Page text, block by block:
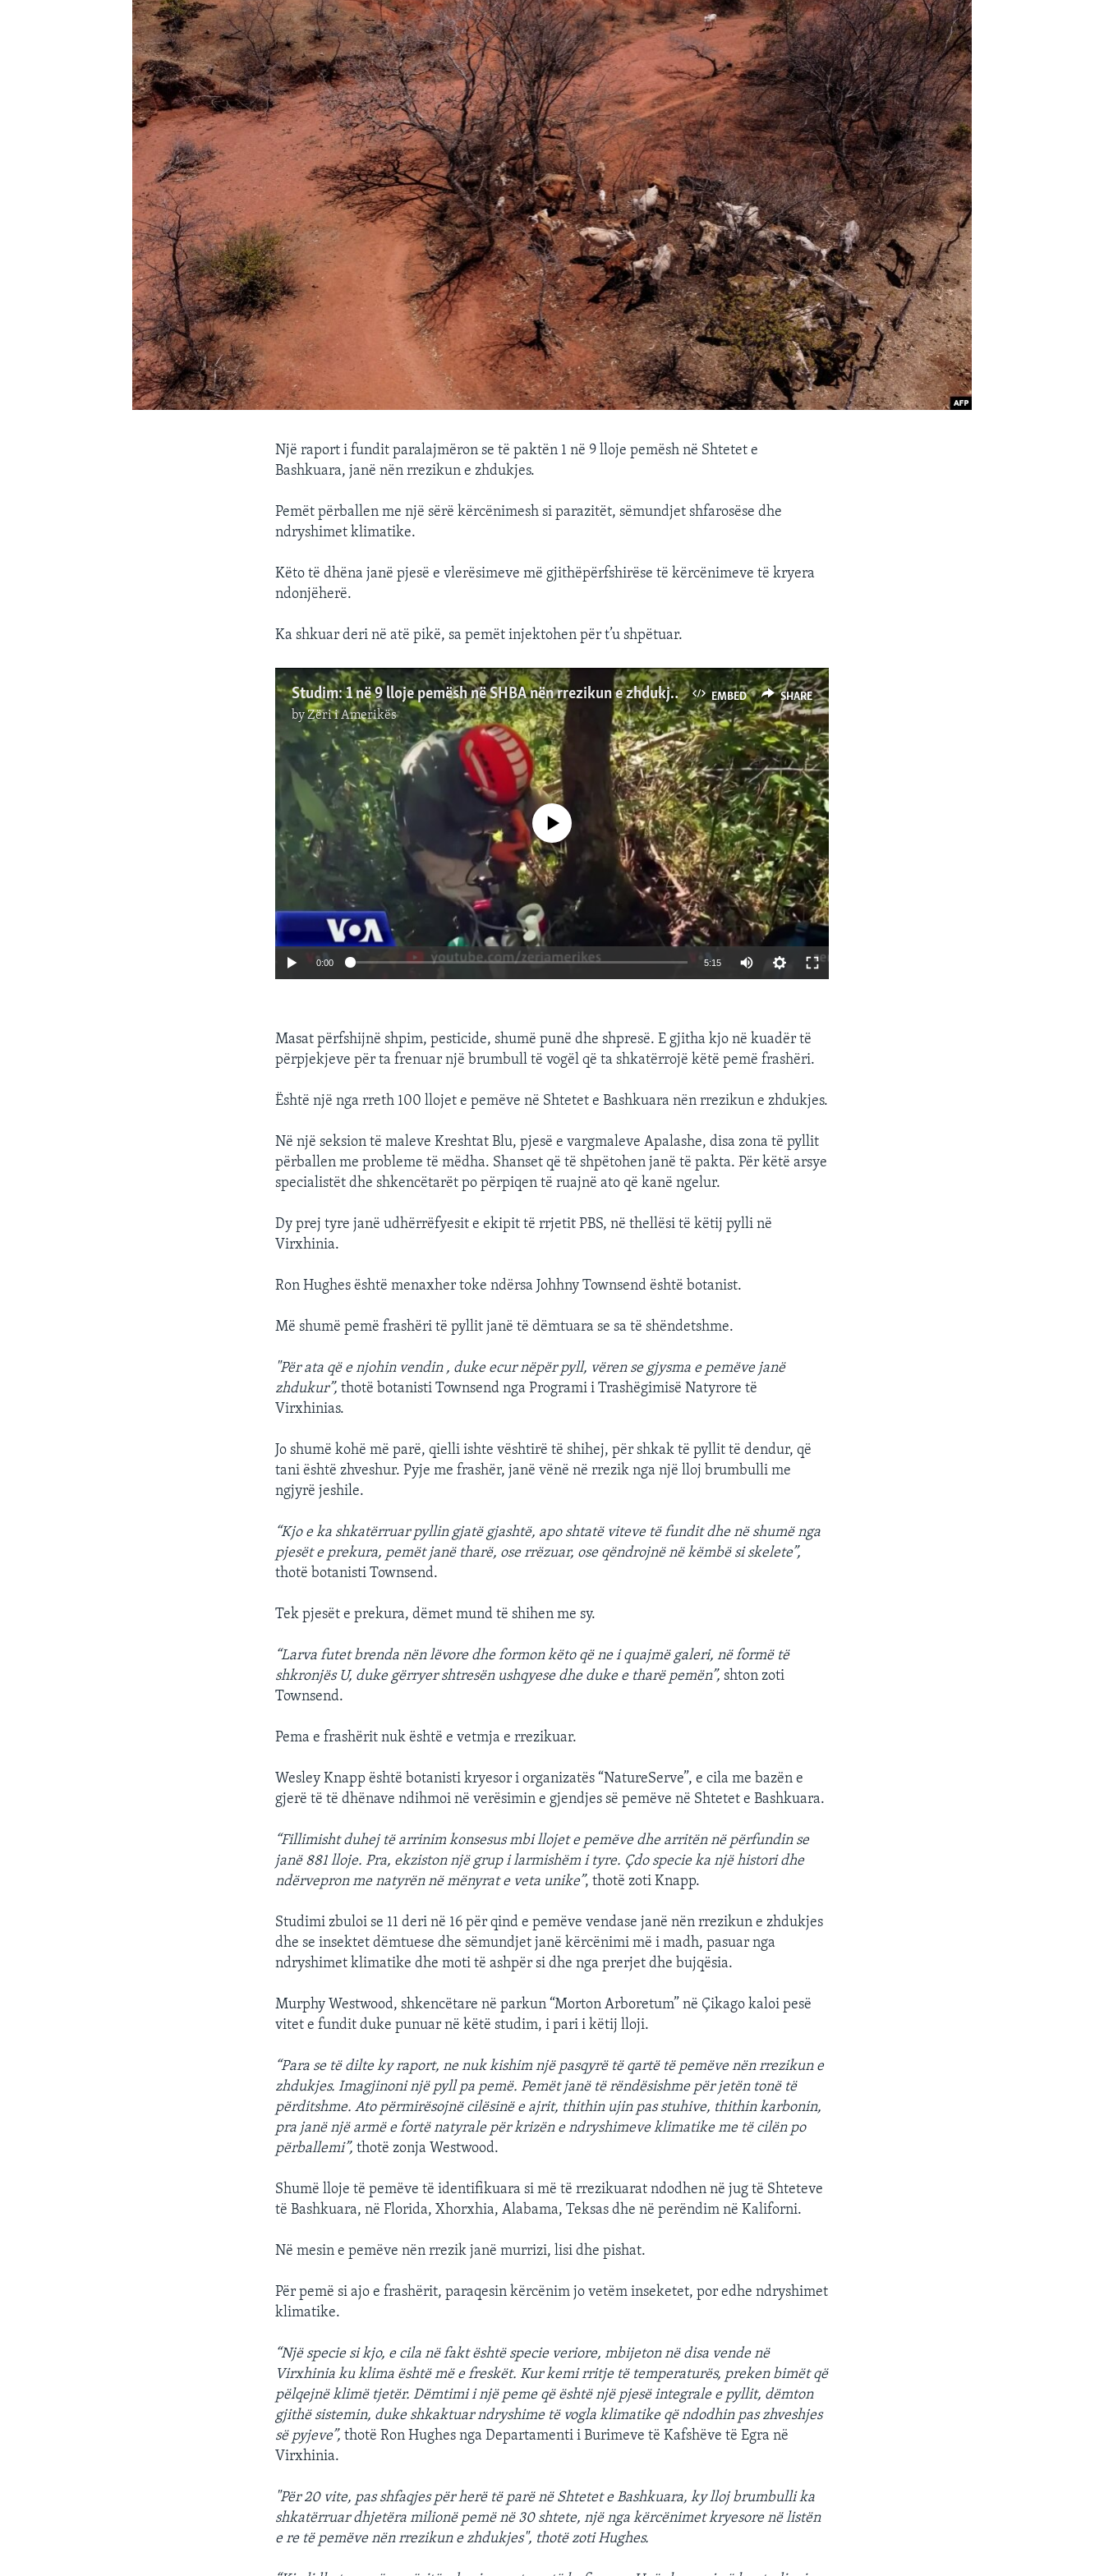
Një raport i fundit paralajmëron se të paktën 1 në 9 lloje pemësh në Shtetet e
Bashkuara, janë nën rrezikun e zhdukjes.
Pemët përballen me një sërë kërcënimesh si parazitët, sëmundjet shfarosëse dhe
ndryshimet klimatike.
Këto të dhëna janë pjesë e vlerësimeve më gjithëpërfshirëse të kërcënimeve të kryera
ndonjëherë.
Ka shkuar deri në atë pikë, sa pemët injektohen për t’u shpëtuar.
EMBED SHARE
Studim: 1 në 9 lloje pemësh në SHBA nën rrezikun e zhdukjes
byZëri i Amerikës
No media source currently available
0:00 5:15
Masat përfshijnë shpim, pesticide, shumë punë dhe shpresë. E gjitha kjo në kuadër të
përpjekjeve për ta frenuar një brumbull të vogël që ta shkatërrojë këtë pemë frashëri.
Është një nga rreth 100 llojet e pemëve në Shtetet e Bashkuara nën rrezikun e zhdukjes.
Në një seksion të maleve Kreshtat Blu, pjesë e vargmaleve Apalashe, disa zona të pyllit
përballen me probleme të mëdha. Shanset që të shpëtohen janë të pakta. Për këtë arsye
specialistët dhe shkencëtarët po përpiqen të ruajnë ato që kanë ngelur.
Dy prej tyre janë udhërrëfyesit e ekipit të rrjetit PBS, në thellësi të këtij pylli në
Virxhinia.
Ron Hughes është menaxher toke ndërsa Johhny Townsend është botanist.
Më shumë pemë frashëri të pyllit janë të dëmtuara se sa të shëndetshme.
"Për ata që e njohin vendin , duke ecur nëpër pyll, vëren se gjysma e pemëve janë
zhdukur”,thotë botanisti Townsend nga Programi i Trashëgimisë Natyrore të
Virxhinias.
Jo shumë kohë më parë, qielli ishte vështirë të shihej, për shkak të pyllit të dendur, që
tani është zhveshur. Pyje me frashër, janë vënë në rrezik nga një lloj brumbulli me
ngjyrë jeshile.
“Kjo e ka shkatërruar pyllin gjatë gjashtë, apo shtatë viteve të fundit dhe në shumë nga
pjesët e prekura, pemët janë tharë, ose rrëzuar, ose qëndrojnë në këmbë si skelete”,
thotë botanisti Townsend.
Tek pjesët e prekura, dëmet mund të shihen me sy.
“Larva futet brenda nën lëvore dhe formon këto që ne i quajmë galeri, në formë të
shkronjës U, duke gërryer shtresën ushqyese dhe duke e tharë pemën”, shton zoti
Townsend.
Pema e frashërit nuk është e vetmja e rrezikuar.
Wesley Knapp është botanisti kryesor i organizatës “NatureServe”, e cila me bazën e
gjerë të të dhënave ndihmoi në verësimin e gjendjes së pemëve në Shtetet e Bashkuara.
“Fillimisht duhej të arrinim konsesus mbi llojet e pemëve dhe arritën në përfundin se
janë 881 lloje. Pra, ekziston një grup i larmishëm i tyre. Çdo specie ka një histori dhe
ndërvepron me natyrën në mënyrat e veta unike”, thotë zoti Knapp.
Studimi zbuloi se 11 deri në 16 për qind e pemëve vendase janë nën rrezikun e zhdukjes
dhe se insektet dëmtuese dhe sëmundjet janë kërcënimi më i madh, pasuar nga
ndryshimet klimatike dhe moti të ashpër si dhe nga prerjet dhe bujqësia.
Murphy Westwood, shkencëtare në parkun “Morton Arboretum” në Çikago kaloi pesë
vitet e fundit duke punuar në këtë studim, i pari i këtij lloji.
“Para se të dilte ky raport, ne nuk kishim një pasqyrë të qartë të pemëve nën rrezikun e
zhdukjes. Imagjinoni një pyll pa pemë. Pemët janë të rëndësishme për jetën tonë të
përditshme. Ato përmirësojnë cilësinë e ajrit, thithin ujin pas stuhive, thithin karbonin,
pra janë një armë e fortë natyrale për krizën e ndryshimeve klimatike me të cilën po
përballemi”, thotë zonja Westwood.
Shumë lloje të pemëve të identifikuara si më të rrezikuarat ndodhen në jug të Shteteve
të Bashkuara, në Florida, Xhorxhia, Alabama, Teksas dhe në perëndim në Kaliforni.
Në mesin e pemëve nën rrezik janë murrizi, lisi dhe pishat.
Për pemë si ajo e frashërit, paraqesin kërcënim jo vetëm inseketet, por edhe ndryshimet
klimatike.
“Një specie si kjo, e cila në fakt është specie veriore, mbijeton në disa vende në
Virxhinia ku klima është më e freskët. Kur kemi rritje të temperaturës, preken bimët që
pëlqejnë klimë tjetër. Dëmtimi i një peme që është një pjesë integrale e pyllit, dëmton
gjithë sistemin, duke shkaktuar ndryshime të vogla klimatike që ndodhin pas zhveshjes
së pyjeve”, thotë Ron Hughes nga Departamenti i Burimeve të Kafshëve të Egra në
Virxhinia.
"Për 20 vite, pas shfaqjes për herë të parë në Shtetet e Bashkuara, ky lloj brumbulli ka
shkatërruar dhjetëra milionë pemë në 30 shtete, një nga kërcënimet kryesore në listën
e re të pemëve nën rrezikun e zhdukjes", thotë zoti Hughes.